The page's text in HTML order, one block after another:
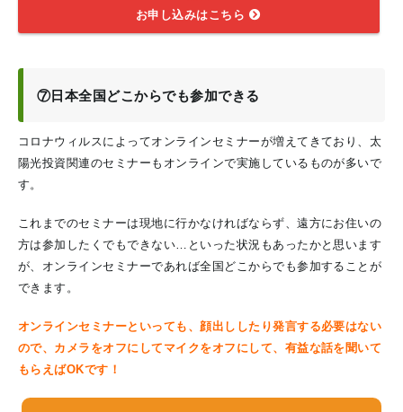
お申し込みはこちら
⑦日本全国どこからでも参加できる
コロナウィルスによってオンラインセミナーが増えてきており、太
陽光投資関連のセミナーもオンラインで実施しているものが多いで
す。
これまでのセミナーは現地に行かなければならず、遠方にお住いの
方は参加したくでもできない…といった状況もあったかと思います
が、オンラインセミナーであれば全国どこからでも参加することが
できます。
オンラインセミナーといっても、顔出ししたり発言する必要はない
ので、カメラをオフにしてマイクをオフにして、有益な話を聞いて
もらえばOKです！